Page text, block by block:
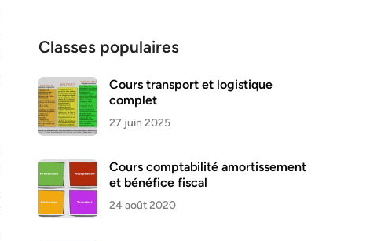
Classes populaires
Cours transport et logistique
complet
27 juin 2025
Cours comptabilité amortissement
et bénéfice fiscal
24 août 2020